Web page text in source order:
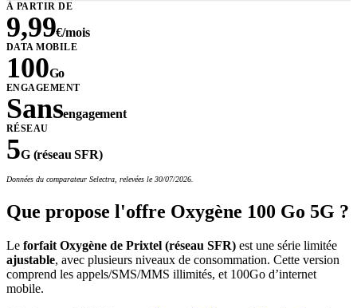
À PARTIR DE
9,99€/mois
DATA MOBILE
100Go
ENGAGEMENT
Sansengagement
RÉSEAU
5G (réseau SFR)
Données du comparateur Selectra, relevées le 30/07/2026.
Que propose l'offre Oxygène 100 Go 5G ?
Le forfait Oxygène de Prixtel (réseau SFR) est une série limitée
ajustable, avec plusieurs niveaux de consommation. Cette version
comprend les appels/SMS/MMS illimités, et 100Go d’internet
mobile.